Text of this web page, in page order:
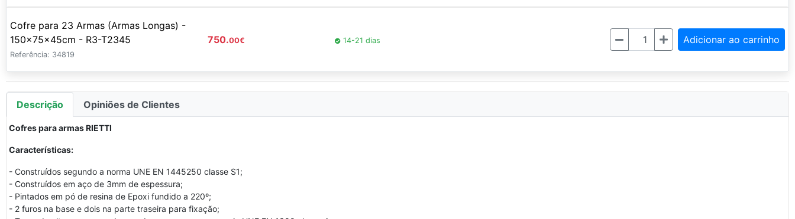
Cofre para 23 Armas (Armas Longas) -
150x75x45cm - R3-T2345
Referência: 34819
750.00€ 14-21 dias Quantidade Adicionar ao carrinho
Descrição Opiniões de Clientes
Cofres para armas RIETTI
Características:
- Construídos segundo a norma UNE EN 1445250 classe S1;
- Construídos em aço de 3mm de espessura;
- Pintados em pó de resina de Epoxi fundido a 220º;
- 2 furos na base e dois na parte traseira para fixação;